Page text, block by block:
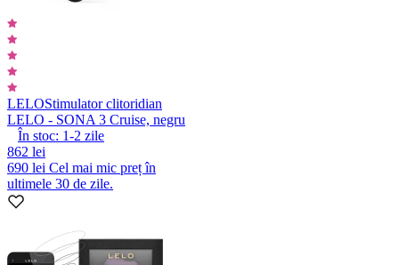
LELOStimulator clitoridian
LELO - SONA 3 Cruise, negru
În stoc: 1-2 zile
862 lei
690 lei Cel mai mic preț în
ultimele 30 de zile.